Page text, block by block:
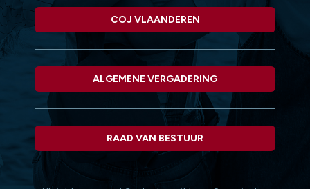
COJ VLAANDEREN
ALGEMENE VERGADERING
RAAD VAN BESTUUR